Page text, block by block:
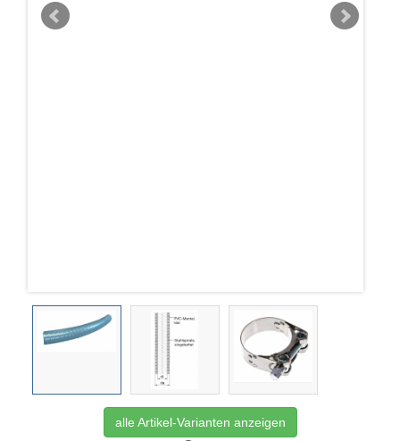
alle Artikel-Varianten anzeigen